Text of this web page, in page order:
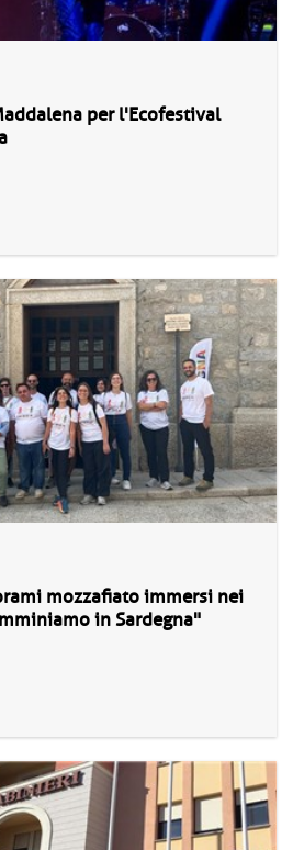
per l'Ecofestival
mozzafiato immersi nei
in Sardegna"